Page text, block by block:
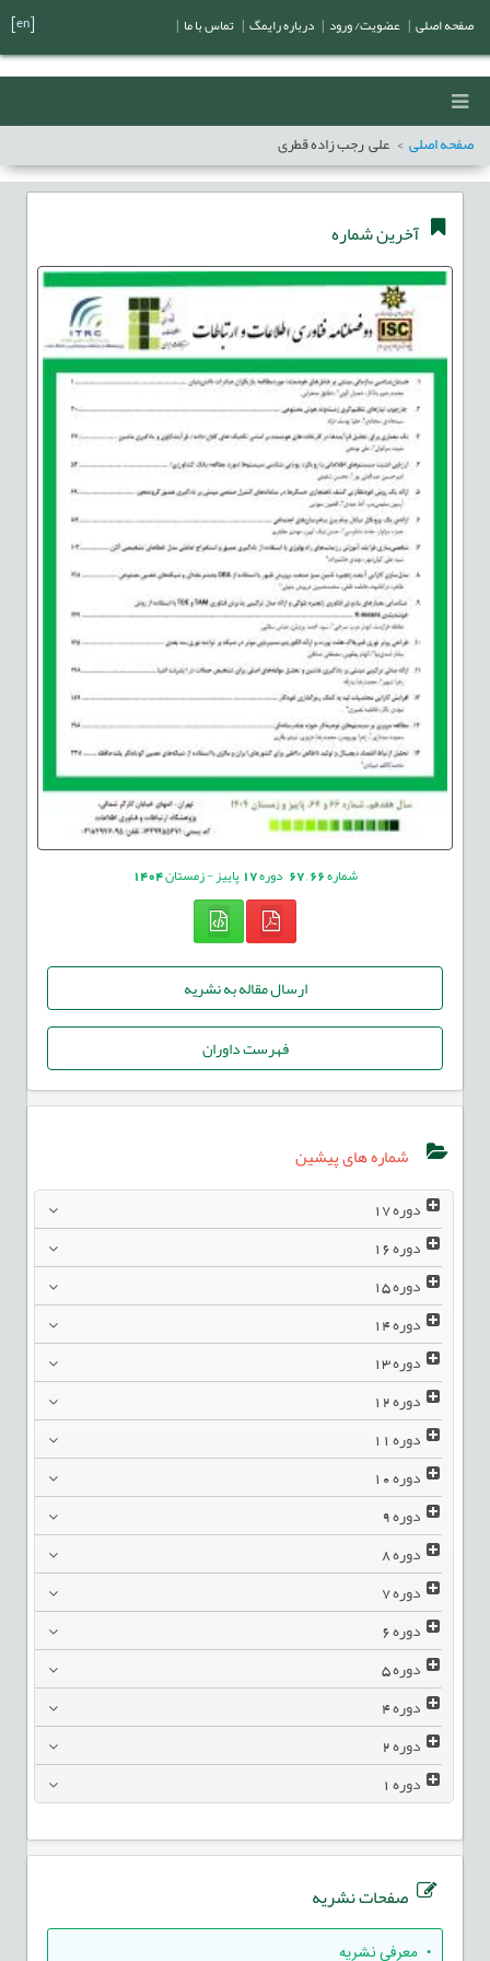
صفحه اصلی علی رجب زاده قطری
آخرین شماره
شماره66
,
67 دوره17پاییز - زمستان1404
ارسال مقاله به نشریه
فهرست داوران
شماره های پیشین
دوره17
دوره16
دوره15
دوره14
دوره13
دوره12
دوره11
دوره10
دوره9
دوره8
دوره7
دوره6
دوره5
دوره4
دوره2
دوره1
صفحات نشریه
• معرفی نشریه
صفحه اصلی عضویت/ ورود درباره رایمگ تماس با ما